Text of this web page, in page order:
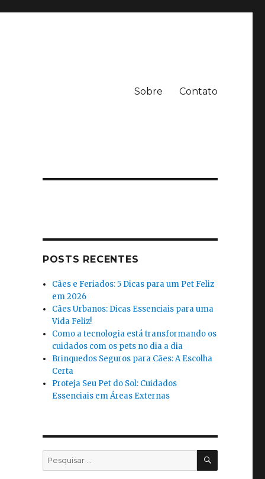
Sobre Contato
POSTS RECENTES
Cães e Feriados: 5 Dicas para um Pet Feliz
em 2026
Cães Urbanos: Dicas Essenciais para uma
Vida Feliz!
Como a tecnologia está transformando os
cuidados com os pets no dia a dia
Brinquedos Seguros para Cães: A Escolha
Certa
Proteja Seu Pet do Sol: Cuidados
Essenciais em Áreas Externas
Pesquisar
por: